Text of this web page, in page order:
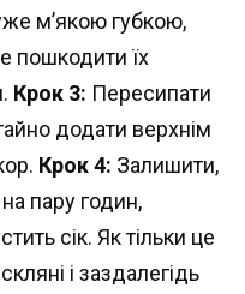
м’якою губкою,
пошкодити їх
Крок 3: Пересипати
додати верхнім
Крок 4: Залишити,
пару годин,
сік. Як тільки це
і заздалегідь